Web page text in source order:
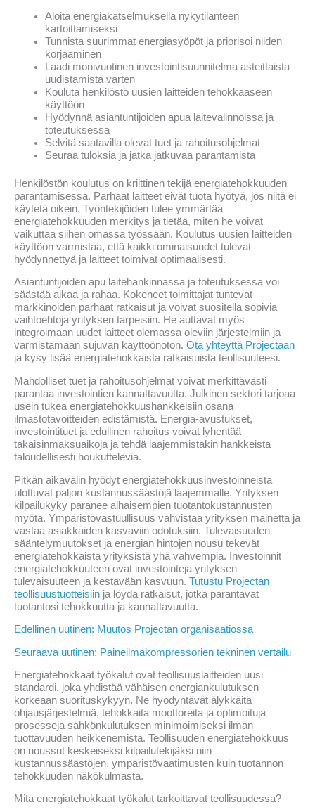
Aloita energiakatselmuksella nykytilanteen
kartoittamiseksi
Tunnista suurimmat energiasyöpöt ja priorisoi niiden
korjaaminen
Laadi monivuotinen investointisuunnitelma asteittaista
uudistamista varten
Kouluta henkilöstö uusien laitteiden tehokkaaseen
käyttöön
Hyödynnä asiantuntijoiden apua laitevalinnoissa ja
toteutuksessa
Selvitä saatavilla olevat tuet ja rahoitusohjelmat
Seuraa tuloksia ja jatka jatkuvaa parantamista
Henkilöstön koulutus on kriittinen tekijä energiatehokkuuden
parantamisessa. Parhaat laitteet eivät tuota hyötyä, jos niitä ei
käytetä oikein. Työntekijöiden tulee ymmärtää
energiatehokkuuden merkitys ja tietää, miten he voivat
vaikuttaa siihen omassa työssään. Koulutus uusien laitteiden
käyttöön varmistaa, että kaikki ominaisuudet tulevat
hyödynnettyä ja laitteet toimivat optimaalisesti.
Asiantuntijoiden apu laitehankinnassa ja toteutuksessa voi
säästää aikaa ja rahaa. Kokeneet toimittajat tuntevat
markkinoiden parhaat ratkaisut ja voivat suositella sopivia
vaihtoehtoja yrityksen tarpeisiin. He auttavat myös
integroimaan uudet laitteet olemassa oleviin järjestelmiin ja
varmistamaan sujuvan käyttöönoton. Ota yhteyttä Projectaan
ja kysy lisää energiatehokkaista ratkaisuista teollisuuteesi.
Mahdolliset tuet ja rahoitusohjelmat voivat merkittävästi
parantaa investointien kannattavuutta. Julkinen sektori tarjoaa
usein tukea energiatehokkuushankkeisiin osana
ilmastotavoitteiden edistämistä. Energia-avustukset,
investointituet ja edullinen rahoitus voivat lyhentää
takaisinmaksuaikoja ja tehdä laajemmistakin hankkeista
taloudellisesti houkuttelevia.
Pitkän aikavälin hyödyt energiatehokkuusinvestoinneista
ulottuvat paljon kustannussäästöjä laajemmalle. Yrityksen
kilpailukyky paranee alhaisempien tuotantokustannusten
myötä. Ympäristövastuullisuus vahvistaa yrityksen mainetta ja
vastaa asiakkaiden kasvaviin odotuksiin. Tulevaisuuden
sääntelymuutokset ja energian hintojen nousu tekevät
energiatehokkaista yrityksistä yhä vahvempia. Investoinnit
energiatehokkuuteen ovat investointeja yrityksen
tulevaisuuteen ja kestävään kasvuun. Tutustu Projectan
teollisuustuotteisiin ja löydä ratkaisut, jotka parantavat
tuotantosi tehokkuutta ja kannattavuutta.
Edellinen uutinen: Muutos Projectan organisaatiossa
Seuraava uutinen: Paineilmakompressorien tekninen vertailu
Energiatehokkaat työkalut ovat teollisuuslaitteiden uusi
standardi, joka yhdistää vähäisen energiankulutuksen
korkeaan suorituskykyyn. Ne hyödyntävät älykkäitä
ohjausjärjestelmiä, tehokkaita moottoreita ja optimoituja
prosesseja sähkönkulutuksen minimoimiseksi ilman
tuottavuuden heikkenemistä. Teollisuuden energiatehokkuus
on noussut keskeiseksi kilpailutekijäksi niin
kustannussäästöjen, ympäristövaatimusten kuin tuotannon
tehokkuuden näkökulmasta.
Mitä energiatehokkaat työkalut tarkoittavat teollisuudessa?